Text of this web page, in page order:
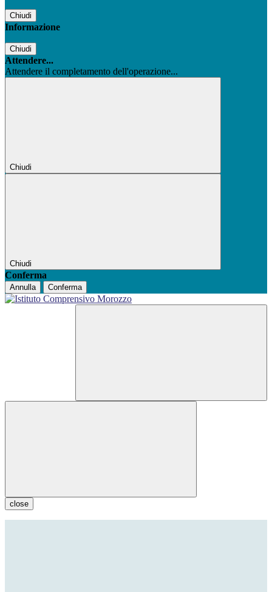
Chiudi
Informazione
Chiudi
Attendere...
Attendere il completamento dell'operazione...
Chiudi
Chiudi
Conferma
Annulla Conferma
close